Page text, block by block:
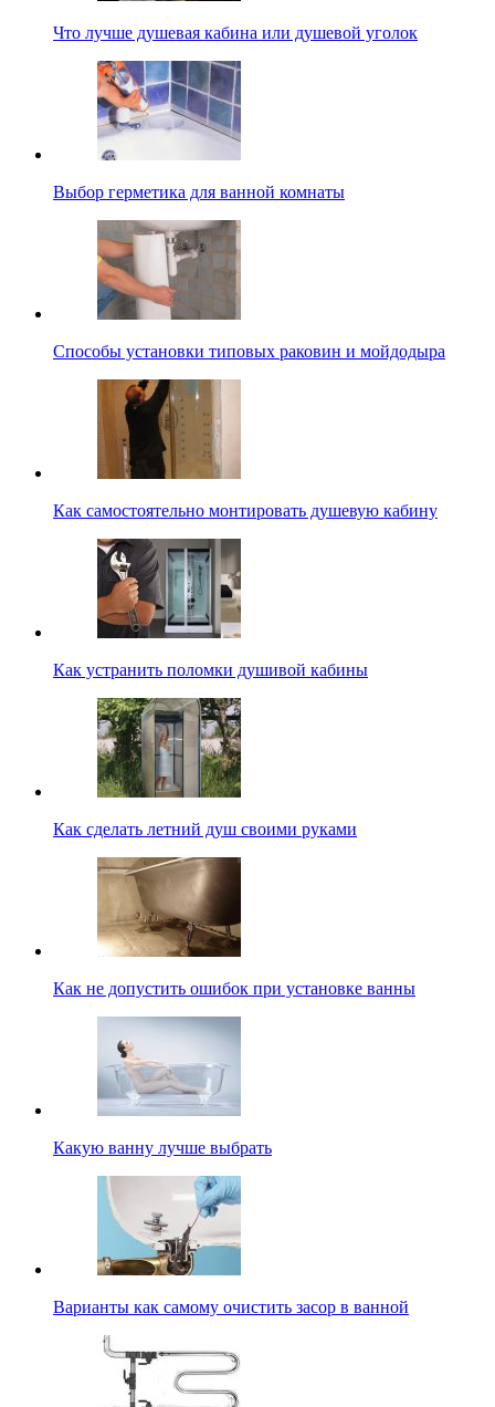
Что лучше душевая кабина или душевой уголок
Выбор герметика для ванной комнаты
Способы установки типовых раковин и мойдодыра
Как самостоятельно монтировать душевую кабину
Как устранить поломки душивой кабины
Как сделать летний душ своими руками
Как не допустить ошибок при установке ванны
Какую ванну лучше выбрать
Варианты как самому очистить засор в ванной